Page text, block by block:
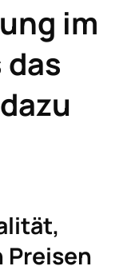
im
Preisen